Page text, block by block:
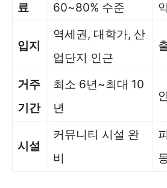
료
60~80% 수준
입지
역세권, 대학가, 산
업단지 인근
거주
기간
최소 6년~최대 10
년
시설
커뮤니티 시설 완
비